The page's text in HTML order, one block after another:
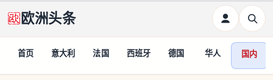
欧洲头条
首页 意大利 法国 西班牙 德国 华人 国内